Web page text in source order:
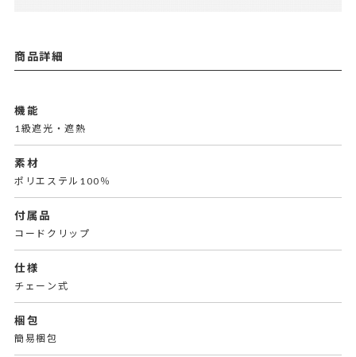
商品詳細
機能
1級遮光・遮熱
素材
ポリエステル100％
付属品
コードクリップ
仕様
チェーン式
梱包
簡易梱包